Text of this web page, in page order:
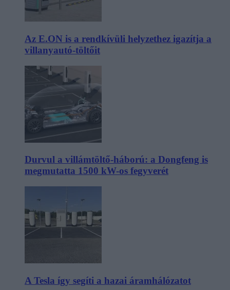
Az E.ON is a rendkívüli helyzethez igazítja a
villanyautó-töltőit
Durvul a villámtöltő-háború: a Dongfeng is
megmutatta 1500 kW-os fegyverét
A Tesla így segíti a hazai áramhálózatot